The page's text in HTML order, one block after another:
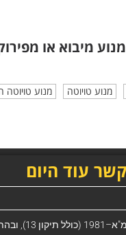
מיבוא או
מנוע טויוטה מנוע טויוטה
עוד היום
ל